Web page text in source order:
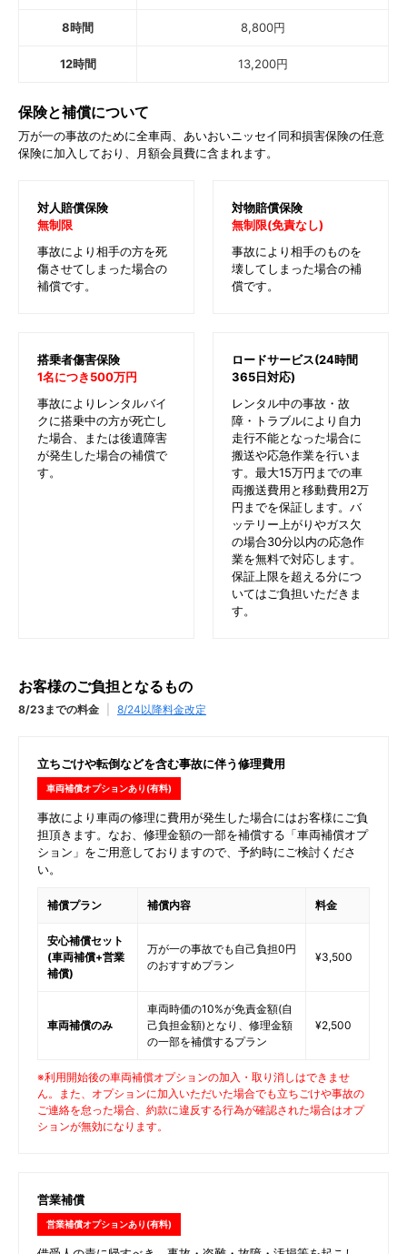
8時間 8,800円
12時間 13,200円
保険と補償について
万が一の事故のために全車両、あいおいニッセイ同和損害保険の任意
保険に加入しており、月額会員費に含まれます。
対人賠償保険
無制限
事故により相手の方を死
傷させてしまった場合の
補償です。
対物賠償保険
無制限(免責なし)
事故により相手のものを
壊してしまった場合の補
償です。
搭乗者傷害保険
1名につき500万円
事故によりレンタルバイ
クに搭乗中の方が死亡し
た場合、または後遺障害
が発生した場合の補償で
す。
ロードサービス(24時間
365日対応)
レンタル中の事故・故
障・トラブルにより自力
走行不能となった場合に
搬送や応急作業を行いま
す。最大15万円までの車
両搬送費用と移動費用2万
円までを保証します。バ
ッテリー上がりやガス欠
の場合30分以内の応急作
業を無料で対応します。
保証上限を超える分につ
いてはご負担いただきま
す。
お客様のご負担となるもの
8/23までの料金 8/24以降料金改定
立ちごけや転倒などを含む事故に伴う修理費用
車両補償オプションあり(有料)
事故により車両の修理に費用が発生した場合にはお客様にご負
担頂きます。なお、修理金額の一部を補償する「車両補償オプ
ション」をご用意しておりますので、予約時にご検討くださ
い。
補償プラン 補償内容 料金
安心補償セット
(車両補償+営業
補償)
万が一の事故でも自己負担0円
のおすすめプラン
¥3,500
車両補償のみ
車両時価の10%が免責金額(自
己負担金額)となり、修理金額
の一部を補償するプラン
¥2,500
※利用開始後の車両補償オプションの加入・取り消しはできませ
ん。また、オプションに加入いただいた場合でも立ちごけや事故の
ご連絡を怠った場合、約款に違反する行為が確認された場合はオプ
ションが無効になります。
営業補償
営業補償オプションあり(有料)